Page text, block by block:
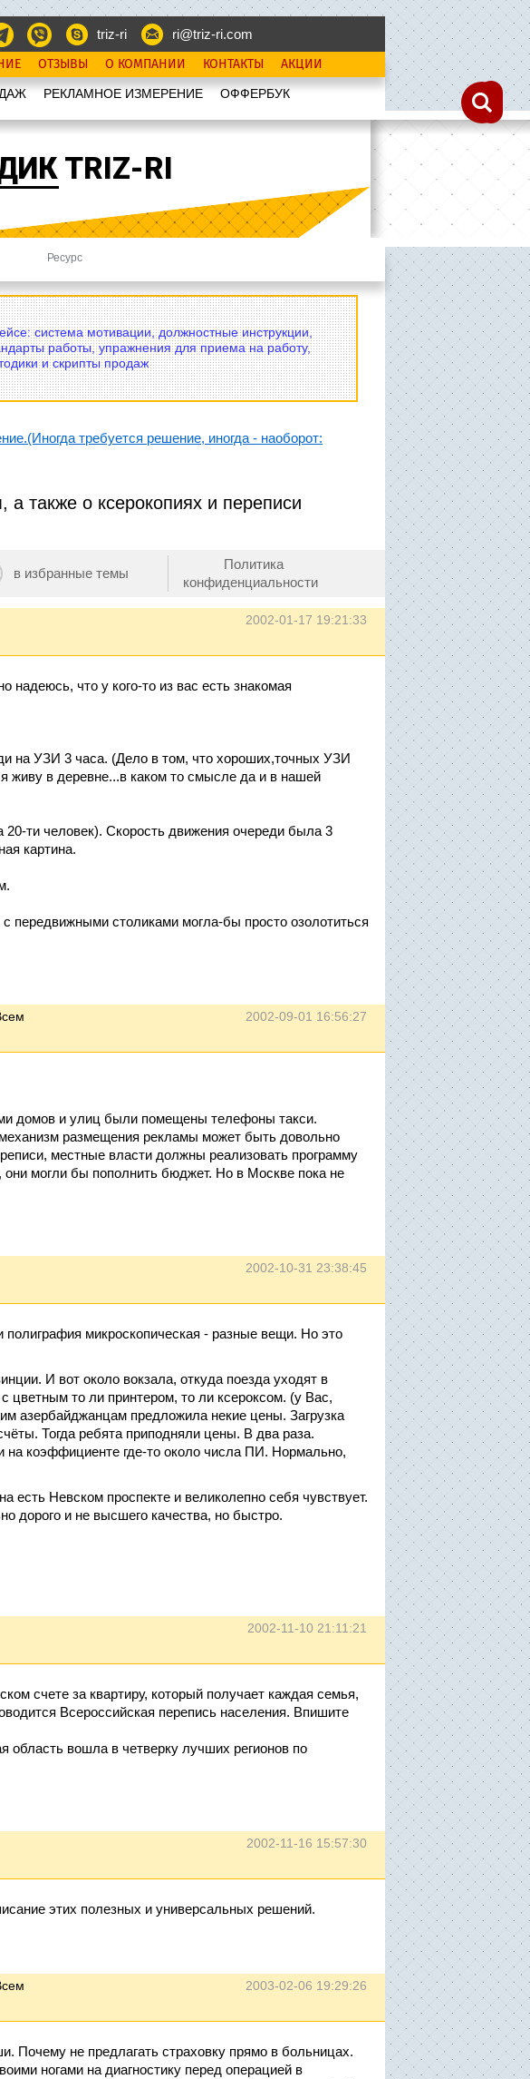
triz-ri ri@triz-ri.com
ОТЗЫВЫ О КОМПАНИИ КОНТАКТЫ АКЦИИ
РЕКЛАМНОЕ ИЗМЕРЕНИЕ OФФЕРБУК
TRIZ-RI
Ресурс
система мотивации, должностные инструкции,
работы, упражнения для приема на работу,
и скрипты продаж
требуется решение, иногда - наоборот:
также о ксерокопиях и переписи
в избранные темы
Политика
конфиденциальности
2002-01-17 19:21:33
надеюсь, что у кого-то из вас есть знакомая
на УЗИ 3 часа. (Дело в том, что хороших,точных УЗИ
живу в деревне...в каком то смысле да и в нашей
ти человек). Скорость движения очереди была 3
картина.
передвижными столиками могла-бы просто озолотиться
2002-09-01 16:56:27
домов и улиц были помещены телефоны такси.
размещения рекламы может быть довольно
местные власти должны реализовать программу
они могли бы пополнить бюджет. Но в Москве пока не
2002-10-31 23:38:45
полиграфия микроскопическая - разные вещи. Но это
И вот около вокзала, откуда поезда уходят в
цветным то ли принтером, то ли ксероксом. (у Вас,
азербайджанцам предложила некие цены. Загрузка
Тогда ребята приподняли цены. В два раза.
на коэффициенте где-то около числа ПИ. Нормально,
есть Невском проспекте и великолепно себя чувствует.
дорого и не высшего качества, но быстро.
2002-11-10 21:11:21
счете за квартиру, который получает каждая семья,
Всероссийская перепись населения. Впишите
область вошла в четверку лучших регионов по
2002-11-16 15:57:30
этих полезных и универсальных решений.
2003-02-06 19:29:26
Почему не предлагать страховку прямо в больницах.
ногами на диагностику перед операцией в